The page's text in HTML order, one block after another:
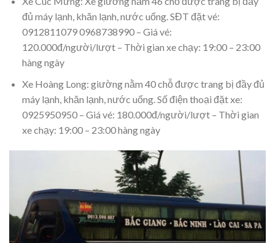
đủ máy lạnh, khăn lạnh, nước uống. SĐT đặt vé:
0912811079 0968738990 – Giá vé:
120.000đ/người/lượt – Thời gian xe chạy: 19:00 – 23:00
hàng ngày
Xe Hoàng Long: giường nằm 40 chỗ được trang bị đầy đủ
máy lạnh, khăn lạnh, nước uống. Số điện thoại đặt xe:
0925950950 – Giá vé: 180.000đ/người/lượt – Thời gian
xe chạy: 19:00 – 23:00 hàng ngày